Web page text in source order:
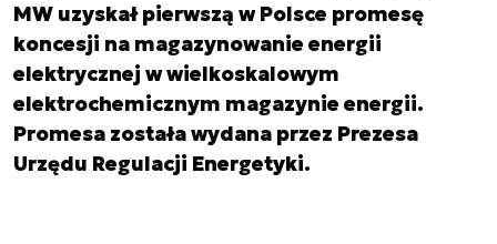
MW uzyskał pierwszą w Polsce promesę
koncesji na magazynowanie energii
elektrycznej w wielkoskalowym
elektrochemicznym magazynie energii.
Promesa została wydana przez Prezesa
Urzędu Regulacji Energetyki.